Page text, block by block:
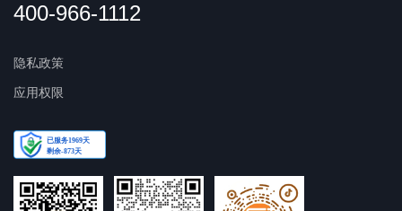
400-966-1112
隐私政策
应用权限